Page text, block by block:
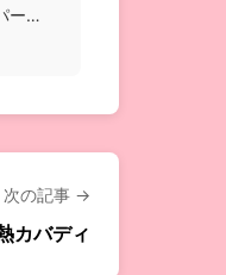
ーソ
次の記事 →
カバディ